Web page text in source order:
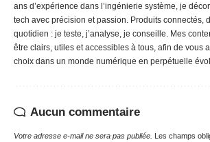
ans d’expérience dans l’ingénierie système, je
tech avec précision et passion. Produits connectés,
quotidien : je teste, j’analyse, je conseille. Mes
être clairs, utiles et accessibles à tous, afin de vous
choix dans un monde numérique en perpétuelle
Aucun commentaire
Votre adresse e-mail ne sera pas publiée. Les champs